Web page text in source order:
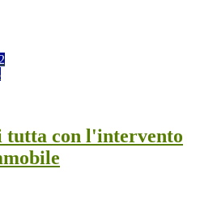
2
con l'intervento